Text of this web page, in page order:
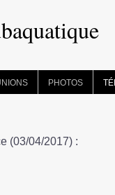
PHOTOS
(03/04/2017) :